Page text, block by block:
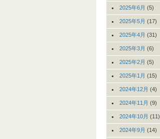
2025年6月 (5)
2025年5月 (17)
2025年4月 (31)
2025年3月 (6)
2025年2月 (5)
2025年1月 (15)
2024年12月 (4)
2024年11月 (9)
2024年10月 (11)
2024年9月 (14)